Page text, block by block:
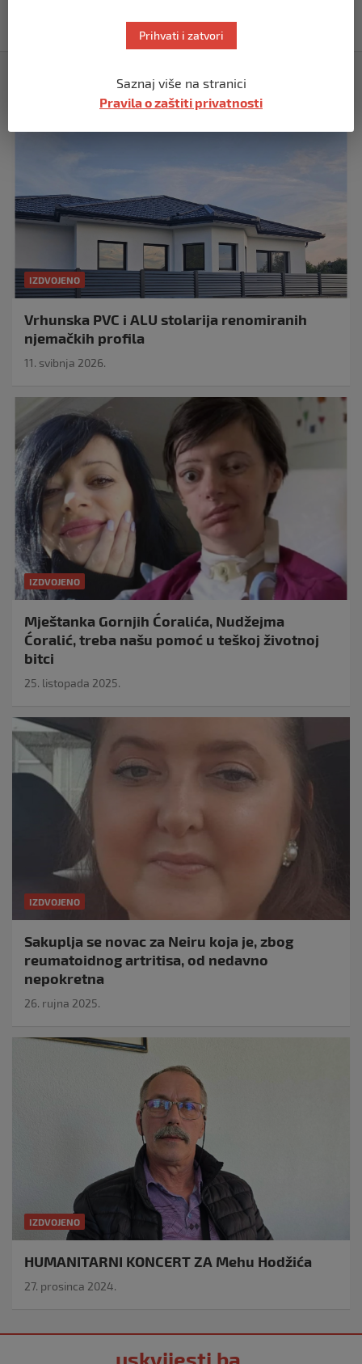
prije 11 mjeseci
IZDVOJENO
Vrhunska PVC i ALU stolarija renomiranih
njemačkih profila
11. svibnja 2026.
IZDVOJENO
Mještanka Gornjih Ćoralića, Nudžejma
Ćoralić, treba našu pomoć u teškoj životnoj
bitci
25. listopada 2025.
IZDVOJENO
Sakuplja se novac za Neiru koja je, zbog
reumatoidnog artritisa, od nedavno
nepokretna
26. rujna 2025.
IZDVOJENO
HUMANITARNI KONCERT ZA Mehu Hodžića
27. prosinca 2024.
uskvijesti.ba
Prihvati i zatvori
Saznaj više na stranici
Pravila o zaštiti privatnosti